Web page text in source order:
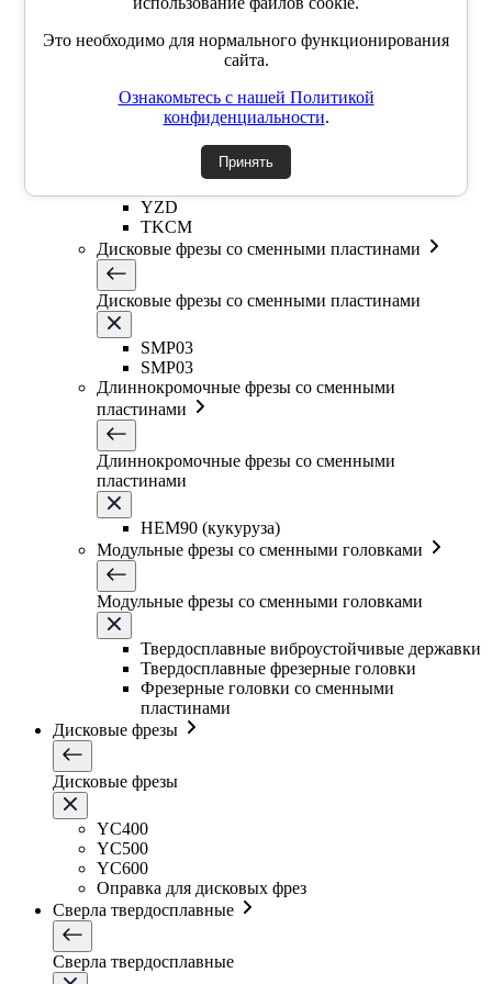
EMR6R
Фасочные фрезы со сменными пластинами
Фасочные фрезы со сменными пластинами
YZD
TKCM
Дисковые фрезы со сменными пластинами
Дисковые фрезы со сменными пластинами
SMP03
SMP03
Длиннокромочные фрезы со сменными
пластинами
Длиннокромочные фрезы со сменными
пластинами
HEM90 (кукуруза)
Модульные фрезы со сменными головками
Модульные фрезы со сменными головками
Твердосплавные виброустойчивые державки
Твердосплавные фрезерные головки
Фрезерные головки со сменными
пластинами
Дисковые фрезы
Дисковые фрезы
YC400
YC500
YC600
Оправка для дисковых фрез
Сверла твердосплавные
Сверла твердосплавные
Это необходимо для нормального функционирования
сайта.
Ознакомьтесь с нашей Политикой
конфиденциальности.
Принять